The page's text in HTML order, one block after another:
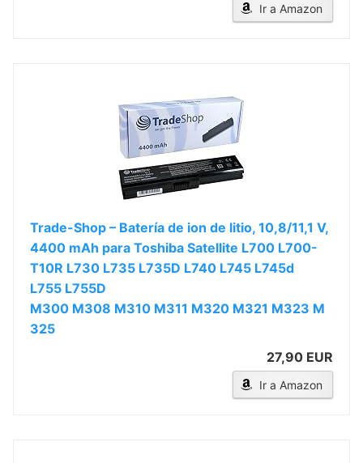
Ir a Amazon
Trade-Shop – Batería de ion de litio, 10,8/11,1 V,
4400 mAh para Toshiba Satellite L700 L700-
T10R L730 L735 L735D L740 L745 L745d
L755 L755D
M300 M308 M310 M311 M320 M321 M323 M
325
27,90 EUR
Ir a Amazon